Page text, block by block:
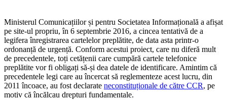
Ministerul Comunicațiilor și pentru Societatea Informațională a afișat
pe site-ul propriu, în 6 septembrie 2016, a cincea tentativă de a
legifera înregistrarea cartelelor preplătite, de data asta printr-o
ordonanță de urgență. Conform acestui proiect, care nu diferă mult
de precedentele, toți cetățenii care cumpără cartele telefonice
preplătite vor fi obligați să-și dea datele de identificare. Amintim că
precedentele legi care au încercat să reglementeze acest lucru, din
2011 încoace, au fost declarate neconstituționale de către CCR, pe
motiv că încălcau drepturi fundamentale.